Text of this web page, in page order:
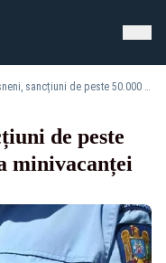
Polițiștii covăsneni, sancțiuni de peste 50.000 de lei, în perioada minivacanței de Revelion
de peste
minivacanței